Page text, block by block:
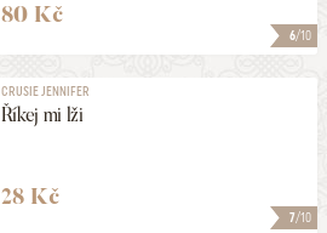
6/10
80 Kč
7/10
CRUSIE JENNIFER
Říkej mi lži
28 Kč